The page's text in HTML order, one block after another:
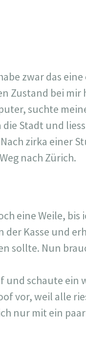
zwar das
Zustand bei mir
suchte
Stadt und
zirka einer
nach Zürich.
eine Weile,
Kasse und
sollte. Nun
und schaute ein
vor, weil alle
nur mit ein